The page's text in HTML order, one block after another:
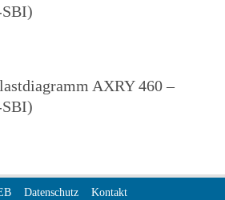
AXRY 460 –
Datenschutz Kontakt